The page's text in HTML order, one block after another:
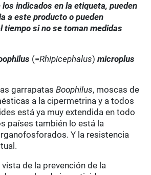
los indicados en la etiqueta, pueden
a este producto o pueden
tiempo si no se toman medidas
(=Rhipicephalus)microplus
garrapatasBoophilus, moscas de
a la cipermetrina y a todos
está ya muy extendida en todo
países también lo está la
Y la resistencia
de la prevención de la